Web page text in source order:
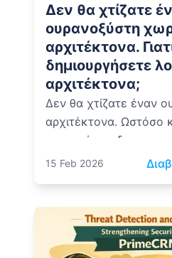
Δεν θα χτίζατε
ουρανοξύστη
αρχιτέκτονα.
δημιουργήσετε
αρχιτέκτονα;
Δεν θα χτίζατε έναν
αρχιτέκτονα. Ωστόσο
επιχειρήσεις
χωρίς αρχιτεκτονική
15 Feb 2026